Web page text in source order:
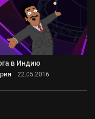
в Индию
22.05.2016